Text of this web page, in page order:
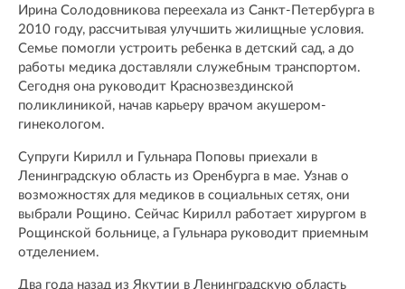
Ирина Солодовникова переехала из Санкт-Петербурга в
2010 году, рассчитывая улучшить жилищные условия.
Семье помогли устроить ребенка в детский сад, а до
работы медика доставляли служебным транспортом.
Сегодня она руководит Краснозвездинской
поликлиникой, начав карьеру врачом акушером-
гинекологом.
Супруги Кирилл и Гульнара Поповы приехали в
Ленинградскую область из Оренбурга в мае. Узнав о
возможностях для медиков в социальных сетях, они
выбрали Рощино. Сейчас Кирилл работает хирургом в
Рощинской больнице, а Гульнара руководит приемным
отделением.
Два года назад из Якутии в Ленинградскую область